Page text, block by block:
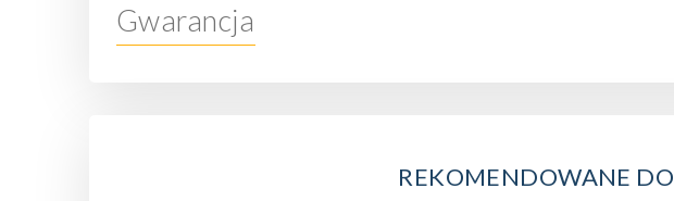
Gwarancja
REKOMENDOWANE DO